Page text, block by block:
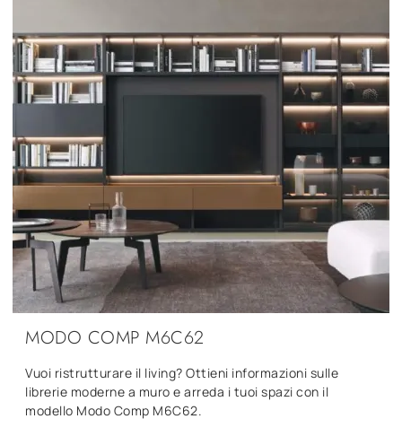
MODO COMP M6C62
Vuoi ristrutturare il living? Ottieni informazioni sulle
librerie moderne a muro e arreda i tuoi spazi con il
modello Modo Comp M6C62.